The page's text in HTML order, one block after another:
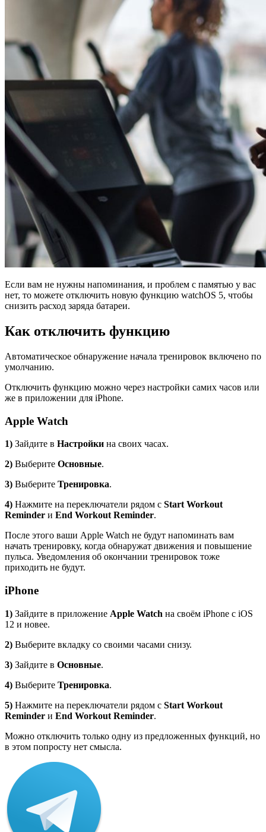
Если вам не нужны напоминания, и проблем с памятью у вас
нет, то можете отключить новую функцию watchOS 5, чтобы
снизить расход заряда батареи.
Как отключить функцию
Автоматическое обнаружение начала тренировок включено по
умолчанию.
Отключить функцию можно через настройки самих часов или
же в приложении для iPhone.
Apple Watch
1) Зайдите в Настройки на своих часах.
2) Выберите Основные.
3) Выберите Тренировка.
4) Нажмите на переключатели рядом с Start Workout
Reminder и End Workout Reminder.
После этого ваши Apple Watch не будут напоминать вам
начать тренировку, когда обнаружат движения и повышение
пульса. Уведомления об окончании тренировок тоже
приходить не будут.
iPhone
1) Зайдите в приложение Apple Watch на своём iPhone с iOS
12 и новее.
2) Выберите вкладку со своими часами снизу.
3) Зайдите в Основные.
4) Выберите Тренировка.
5) Нажмите на переключатели рядом с Start Workout
Reminder и End Workout Reminder.
Можно отключить только одну из предложенных функций, но
в этом попросту нет смысла.